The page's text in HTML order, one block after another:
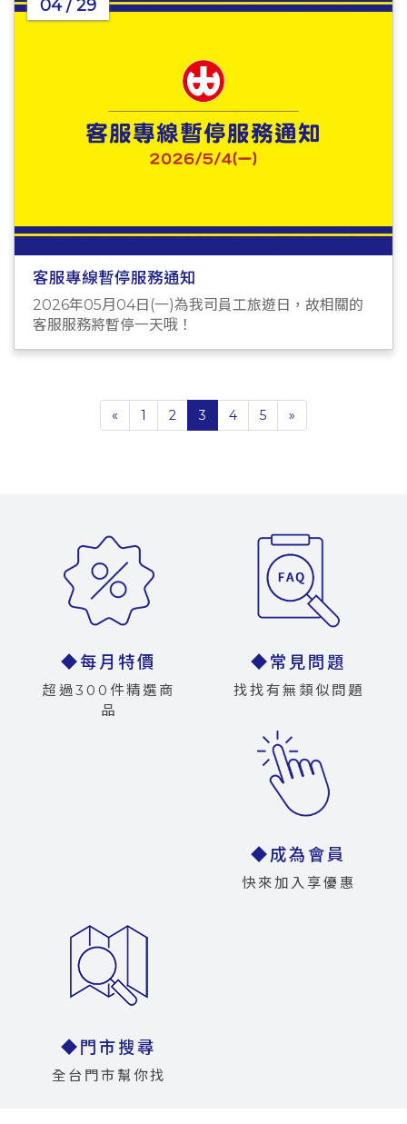
04 / 29
客服專線暫停服務通知
2026年05月04日(一)為我司員工旅遊日，故相關的
客服服務將暫停一天哦！
« 1 2 3 4 5 »
◆每月特價
超過300件精選商
品
◆常見問題
找找有無類似問題
◆成為會員
快來加入享優惠
◆門市搜尋
全台門市幫你找